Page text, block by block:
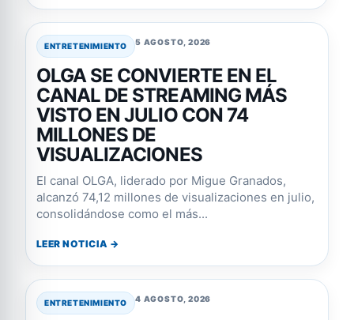
ENTRETENIMIENTO 5 AGOSTO, 2026
OLGA SE CONVIERTE EN EL
CANAL DE STREAMING MÁS
VISTO EN JULIO CON 74
MILLONES DE
VISUALIZACIONES
El canal OLGA, liderado por Migue Granados,
alcanzó 74,12 millones de visualizaciones en julio,
consolidándose como el más...
LEER NOTICIA →
ENTRETENIMIENTO 4 AGOSTO, 2026